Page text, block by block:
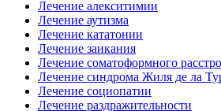
Лечение алекситимии
Лечение аутизма
Лечение кататонии
Лечение заикания
Лечение соматоформного
Лечение синдрома Жиля де ла
Лечение социопатии
Лечение раздражительности